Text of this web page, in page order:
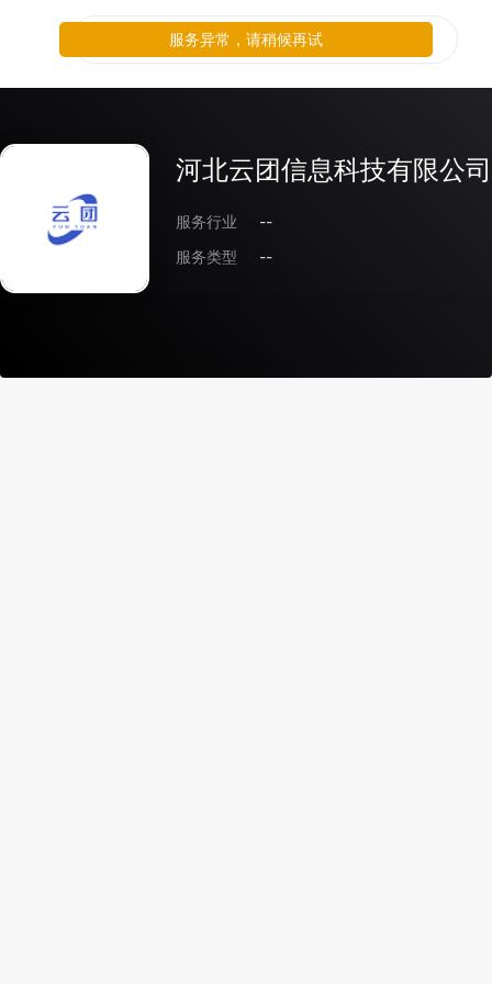
河北云团信息科技有限公司
服务行业
--
服务类型
--
服务异常，请稍候再试